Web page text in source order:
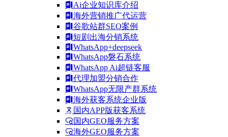
Ai企业知识库介绍
海外营销推广代运营
谷歌站群SEO案例
短剧出海分销系统
WhatsApp+deepseek
WhatsApp磐石系统
WhatsApp Ai超链客服
代理加盟分销合作
WhatsApp无限产群系统
海外获客系统企业版
国内APP版获客系统
国内GEO服务方案
海外GEO服务方案